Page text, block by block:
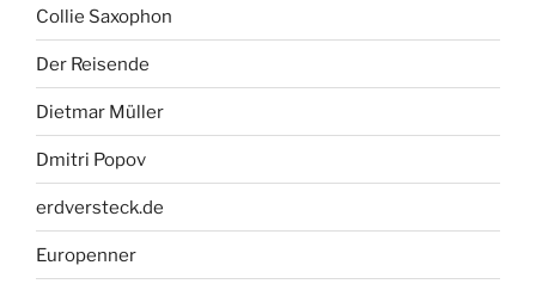
Collie Saxophon
Der Reisende
Dietmar Müller
Dmitri Popov
erdversteck.de
Europenner